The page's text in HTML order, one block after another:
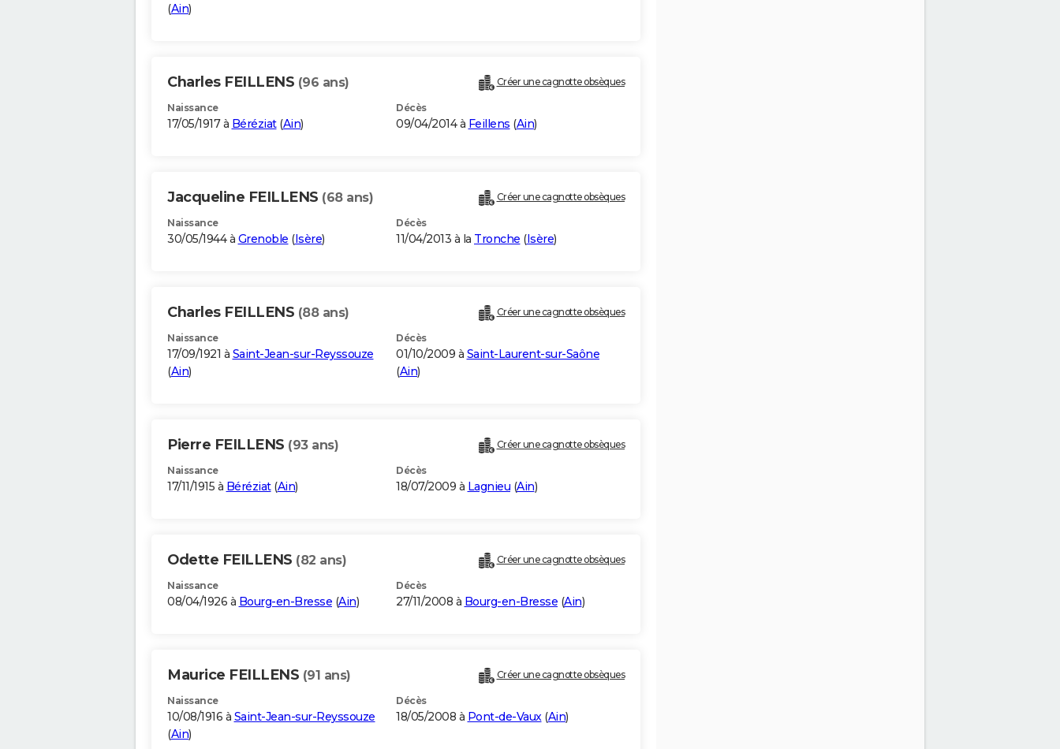
(Ain)
Charles FEILLENS (96 ans) Créer une cagnotte obsèques
Naissance
17/05/1917 à Béréziat(Ain)
Décès
09/04/2014 à Feillens (Ain)
Jacqueline FEILLENS (68 ans) Créer une cagnotte obsèques
Naissance
30/05/1944 à Grenoble (Isère)
Décès
11/04/2013 à la Tronche (Isère)
Charles FEILLENS (88 ans) Créer une cagnotte obsèques
Naissance
17/09/1921 à Saint-Jean-sur-Reyssouze
(Ain)
Décès
01/10/2009 à Saint-Laurent-sur-Saône
(Ain)
Pierre FEILLENS (93 ans) Créer une cagnotte obsèques
Naissance
17/11/1915 à Béréziat(Ain)
Décès
18/07/2009 à Lagnieu (Ain)
Odette FEILLENS (82 ans) Créer une cagnotte obsèques
Naissance
08/04/1926 à Bourg-en-Bresse (Ain)
Décès
27/11/2008 à Bourg-en-Bresse (Ain)
Maurice FEILLENS (91 ans) Créer une cagnotte obsèques
Naissance
10/08/1916 à Saint-Jean-sur-Reyssouze
(Ain)
Décès
18/05/2008 à Pont-de-Vaux(Ain)